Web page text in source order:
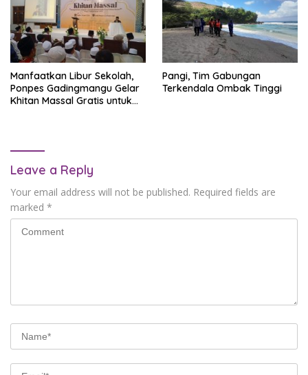
Manfaatkan Libur Sekolah,
Ponpes Gadingmangu Gelar
Khitan Massal Gratis untuk
Pangi, Tim Gabungan
Terkendala Ombak Tinggi
Leave a Reply
Your email address will not be published. Required fields are
marked *